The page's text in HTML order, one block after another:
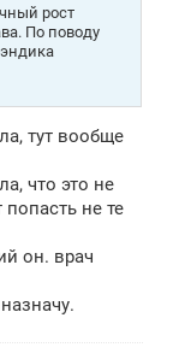
рост
По поводу
эндика
тут вообще
что это не
не те
он. врач